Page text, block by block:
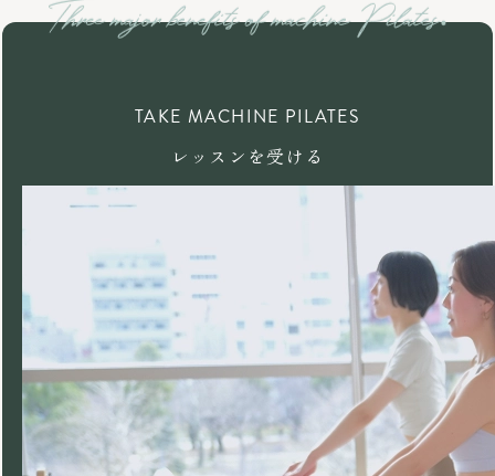
TAKE MACHINE PILATES
レッスンを受ける